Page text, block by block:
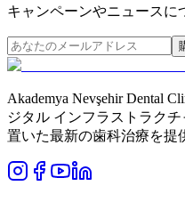
キャンペーンやニュースに
Akademya Nevşehir Dental
ジタル インフラストラク
置いた最新の歯科治療を提